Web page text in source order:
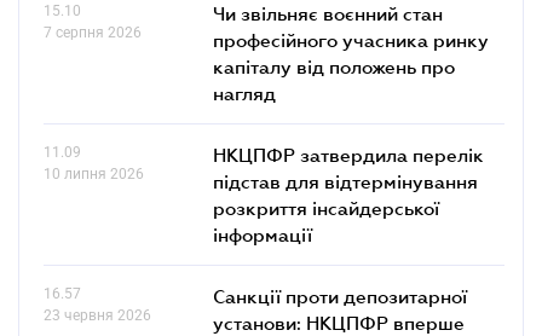
15.10
7 серпня 2026
Чи звільняє воєнний стан
професійного учасника ринку
капіталу від положень про
нагляд
11.09
10 липня 2026
НКЦПФР затвердила перелік
підстав для відтермінування
розкриття інсайдерської
інформації
16.57
23 червня 2026
Санкції проти депозитарної
установи: НКЦПФР вперше